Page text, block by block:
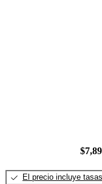
El precio incluye tasas